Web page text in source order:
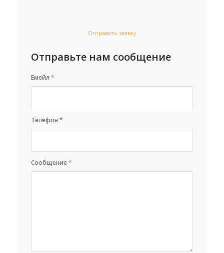
Отправить заявку
Отправьте нам сообщение
Емейл*
Телефон*
Сообщение*